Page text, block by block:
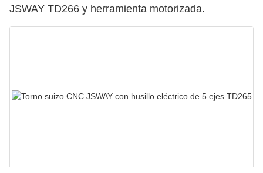
JSWAY TD266 y herramienta motorizada.